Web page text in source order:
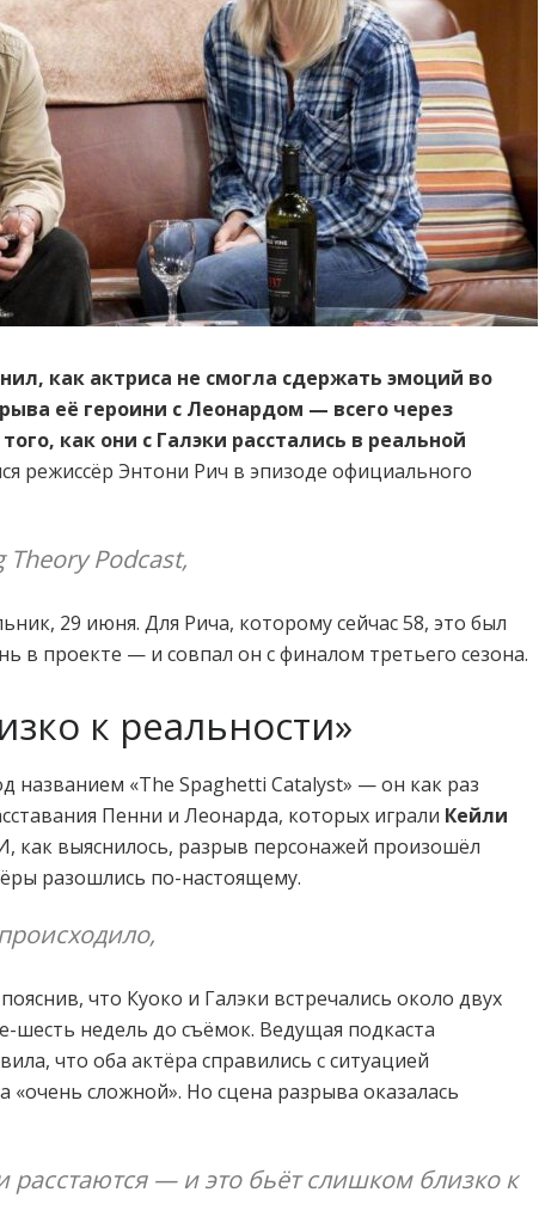
как актриса не смогла сдержать эмоций во
её героини с Леонардом — всего через
как они с Галэки расстались в реальной
режиссёр Энтони Рич в эпизоде официального
Theory Podcast,
29 июня. Для Рича, которому сейчас 58, это был
в проекте — и совпал он с финалом третьего сезона.
к реальности»
названием «The Spaghetti Catalyst» — он как раз
Пенни и Леонарда, которых играли Кейли
как выяснилось, разрыв персонажей произошёл
разошлись по-настоящему.
что Куоко и Галэки встречались около двух
шесть недель до съёмок. Ведущая подкаста
что оба актёра справились с ситуацией
«очень сложной». Но сцена разрыва оказалась
расстаются — и это бьёт слишком близко к